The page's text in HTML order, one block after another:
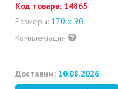
Код товара: 14865
Размеры: 170 х 90
Комплектация
Доставим: 10.08.2026